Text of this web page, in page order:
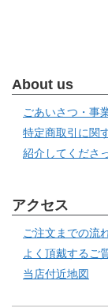
About us
ごあいさつ・事
特定商取引に関
紹介してくださ
アクセス
ご注文までの流
よく頂戴するご
当店付近地図